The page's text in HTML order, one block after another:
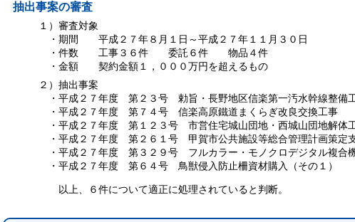
抽出事案の審査
１）審査対象
・期間 平成２７年８月１日～平成２７年１１月３０日
・件数 工事３６件 委託６件 物品４件
・金額 契約金額１，０００万円を超えるもの
２）抽出事案
・平成２７年度 第２３号 勅旨・長野地区信楽第一汚水幹線整備
・平成２７年度 第７４号 信楽高原鐵道まくらぎ改良交換工事
・平成２７年度 第１２３号 市営住宅城山団地・西城山団地解体
・平成２７年度 第２６１号 甲賀市公共施設等総合管理計画策定
・平成２７年度 第３２９号 フルカラー・モノクロデジタル複合
・平成２７年度 第６４号 鳥獣侵入防止柵資材購入（その１）
以上、６件について適正に処理されていると判断。